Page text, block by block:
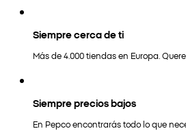
Siempre cerca de ti
Más de 4.000 tiendas en Europa.
Siempre precios bajos
En Pepco encontrarás todo lo que